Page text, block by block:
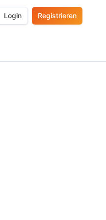
Login Registrieren